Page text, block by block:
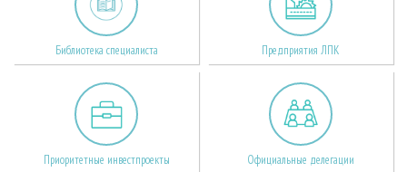
Библиотека специалиста Предприятия ЛПК
Приоритетные инвестпроекты Официальные делегации